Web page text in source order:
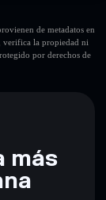
de metadatos en
verifica la propiedad ni
por derechos de
más